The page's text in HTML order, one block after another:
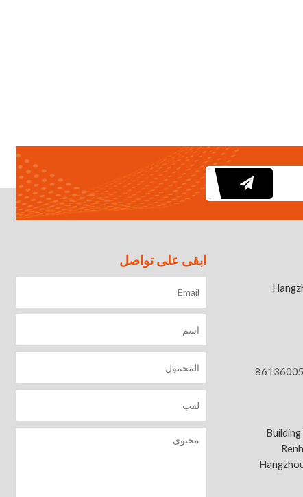
ابقى على تواصل